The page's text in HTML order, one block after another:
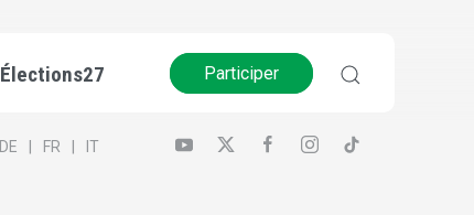
Élections27 Participer
DE FR IT